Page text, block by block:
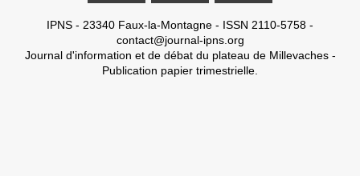
IPNS - 23340 Faux-la-Montagne - ISSN 2110-5758 -
contact@journal-ipns.org
Journal d'information et de débat du plateau de Millevaches -
Publication papier trimestrielle.